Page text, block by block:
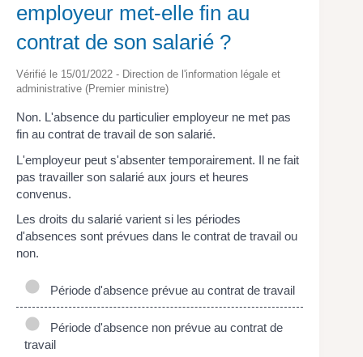
employeur met-elle fin au
contrat de son salarié ?
Vérifié le 15/01/2022 - Direction de l'information légale et
administrative (Premier ministre)
Non. L'absence du particulier employeur ne met pas
fin au contrat de travail de son salarié.
L'employeur peut s'absenter temporairement. Il ne fait
pas travailler son salarié aux jours et heures
convenus.
Les droits du salarié varient si les périodes
d'absences sont prévues dans le contrat de travail ou
non.
Période d'absence prévue au contrat de travail
Période d'absence non prévue au contrat de
travail